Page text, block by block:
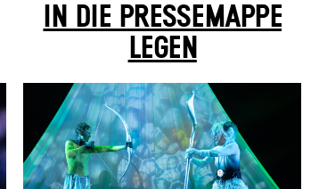
IN DIE PRESSEMAPPE
LEGEN